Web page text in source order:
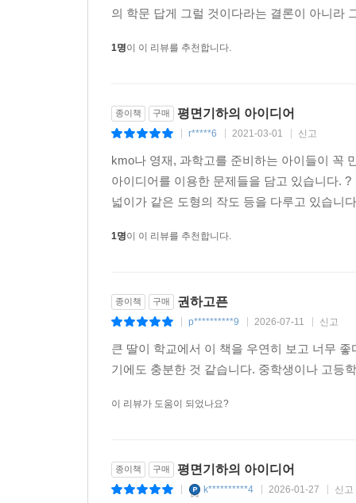
의 학문 답게 그럴 것이다라는 결론이 아니라
1명이 이 리뷰를 추천합니다.
종이책 구매 평면기하의 아이디어
r*****6 2021-03-01 신고
kmo나 영재, 과학고를 준비하는 아이들이 꼭
아이디어를 이용한 문제들을 담고 있습니다.
넓이가 같은 도형의 작도 등을 다루고 있습
1명이 이 리뷰를 추천합니다.
종이책 구매 권하고픈
p**********9 2026-07-11 신고
큰 딸이 학교에서 이 책을 우연히 보고 너무
기에도 충분한 것 같습니다. 중학생이나 고등
이 리뷰가 도움이 되었나요?
종이책 구매 평면기하의 아이디어
k**********4 2026-01-27 신고